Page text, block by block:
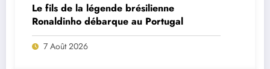
Le fils de la légende brésilienne
Ronaldinho débarque au Portugal
7 Août 2026